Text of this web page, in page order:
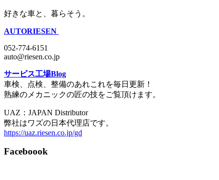
好きな車と、暮らそう。
AUTORIESEN
052-774-6151
auto@riesen.co.jp
サービス工場Blog
車検、点検、整備のあれこれを毎日更新！
熟練のメカニックの匠の技をご覧頂けます。
UAZ：JAPAN Distributor
弊社はワズの日本代理店です。
https://uaz.riesen.co.jp/gd
Faceboook